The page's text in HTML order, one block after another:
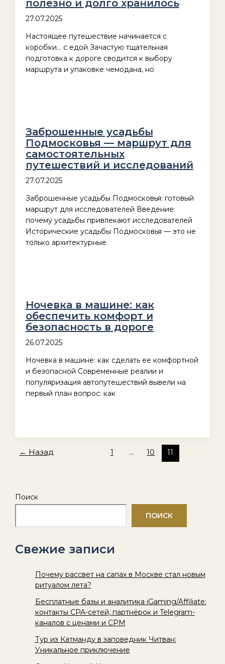
полезно и долго хранилось
27.07.2025
Настоящее путешествие начинается с
коробки… с едой Зачастую тщательная
подготовка к дороге сводится к выбору
маршрута и упаковке чемодана, но
Заброшенные усадьбы
Подмосковья — маршрут для
самостоятельных
путешествий и исследований
27.07.2025
Заброшенные усадьбы Подмосковья: готовый
маршрут для исследователей Введение:
почему усадьбы привлекают исследователей
Исторические усадьбы Подмосковья — это не
только архитектурные
Ночевка в машине: как
обеспечить комфорт и
безопасность в дороге
26.07.2025
Ночевка в машине: как сделать ее комфортной
и безопасной Современные реалии и
популяризация автопутешествий вывели на
первый план вопрос: как
← Назад 1 … 10 11
Поиск
ПОИСК
Свежие записи
Почему рассвет на сапах в Москве стал новым
ритуалом лета?
Бесплатные базы и аналитика iGaming/Affiliate:
контакты CPA-сетей, партнёрок и Telegram-
каналов с ценами и CPM
Тур из Катманду в заповедник Читван:
Уникальное приключение